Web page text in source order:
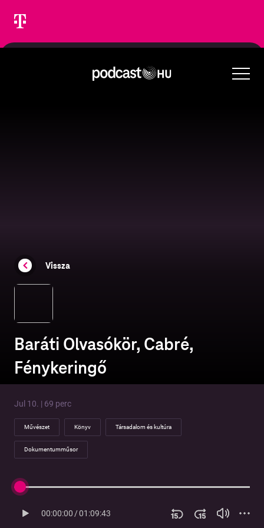
Vissza
Baráti Olvasókör, Cabré,
Fénykeringő
Jul 10. | 69 perc
Művészet Könyv Társadalom és kultúra
Dokumentumműsor
00:00:00/01:09:43